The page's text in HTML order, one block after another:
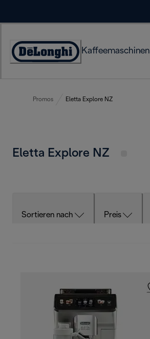
Erklärung
Kaffeemaschinen
Promos Eletta Explore NZ
Eletta Explore NZ
Sortieren nach Preis